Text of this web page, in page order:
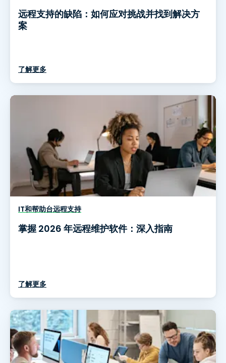
远程支持的缺陷：如何应对挑战并找到解决方
案
了解更多
IT和帮助台远程支持
掌握 2026 年远程维护软件：深入指南
了解更多